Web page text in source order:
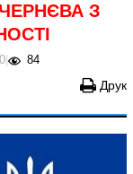
З
0 | 84
Друк